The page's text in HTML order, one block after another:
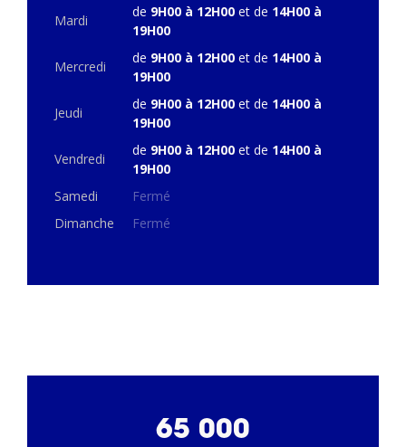
Mardi
de 9H00 à 12H00 et de 14H00 à
19H00
Mercredi
de 9H00 à 12H00 et de 14H00 à
19H00
Jeudi
de 9H00 à 12H00 et de 14H00 à
19H00
Vendredi
de 9H00 à 12H00 et de 14H00 à
19H00
Samedi
Fermé
Dimanche
Fermé
65 000